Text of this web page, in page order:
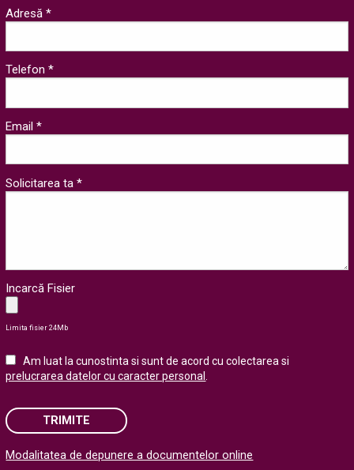
Adresă *
Telefon *
Email *
Solicitarea ta *
Incarcă Fisier
Limita fisier 24Mb
Am luat la cunostinta si sunt de acord cu colectarea si
prelucrarea datelor cu caracter personal.
TRIMITE
Modalitatea de depunere a documentelor online